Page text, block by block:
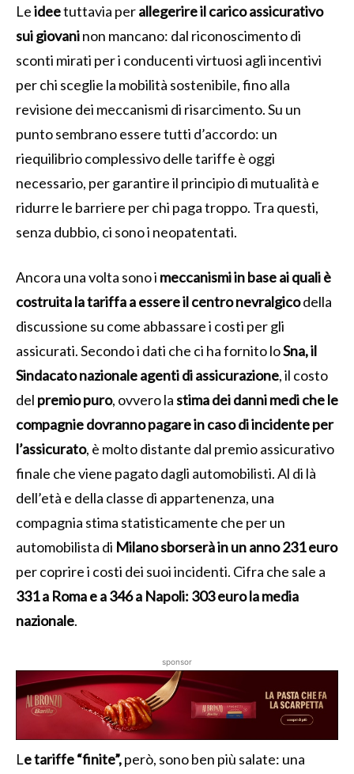
Leideetuttavia perallegerire il carico assicurativo
sui giovaninon mancano: dal riconoscimento di
sconti mirati per i conducenti virtuosi agli incentivi
per chi sceglie la mobilità sostenibile, fino alla
revisione dei meccanismi di risarcimento. Su un
punto sembrano essere tutti d’accordo: un
riequilibrio complessivo delle tariffe è oggi
necessario, per garantire il principio di mutualità e
ridurre le barriere per chi paga troppo. Tra questi,
senza dubbio, ci sono i neopatentati.
Ancora una volta sono i meccanismi in base ai quali è
costruita la tariffa a essere il centro nevralgicodella
discussione su come abbassare i costi per gli
assicurati. Secondo i dati che ci ha fornito loSna, il
Sindacato nazionale agenti di assicurazione, il costo
del premio puro, ovvero lastima dei danni medi che le
compagnie dovranno pagare in caso di incidente per
l’assicurato, è molto distante dal premio assicurativo
finale che viene pagato dagli automobilisti. Al di là
dell’età e della classe di appartenenza, una
compagnia stima statisticamente che per un
automobilista di Milano sborserà in un anno 231 euro
per coprire i costi dei suoi incidenti. Cifra che sale a
331 a Roma e a 346 a Napoli: 303 euro la media
nazionale.
sponsor
Le tariffe “finite”,però, sono ben più salate: una